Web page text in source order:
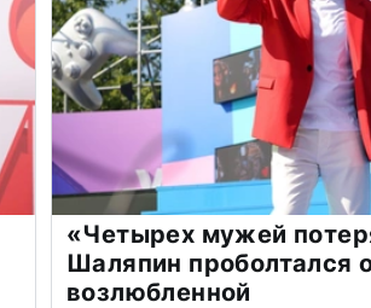
«Четырех мужей
Шаляпин проболтался
возлюбленной